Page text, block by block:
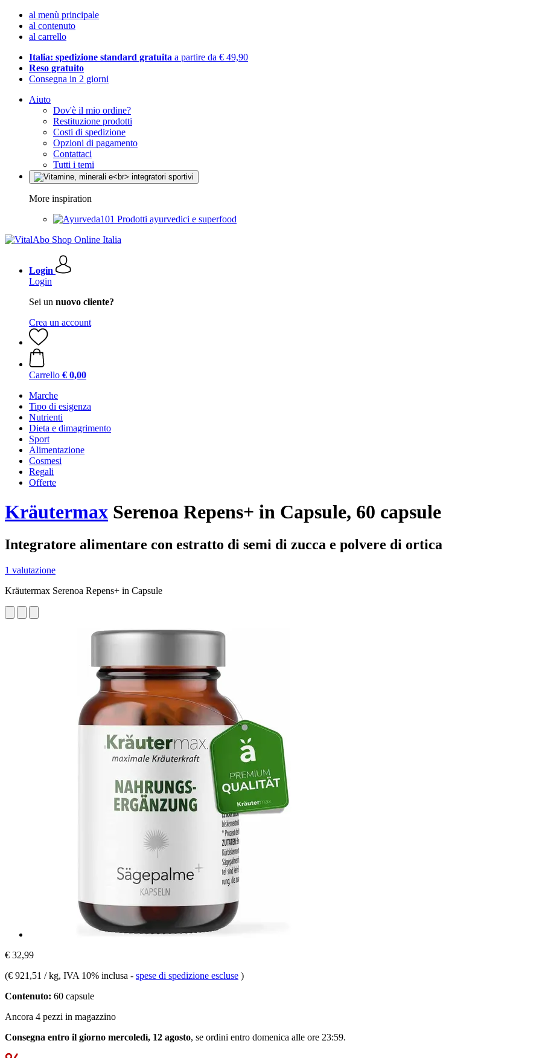
al menù principale
al contenuto
al carrello
Italia: spedizione standard gratuita a partire da € 49,90
Reso gratuito
Consegna in 2 giorni
Aiuto
Dov'è il mio ordine?
Restituzione prodotti
Costi di spedizione
Opzioni di pagamento
Contattaci
Tutti i temi
More inspiration
Prodotti ayurvedici e superfood
Login
Login
Sei un nuovo cliente?
Crea un account
Carrello € 0,00
Marche
Tipo di esigenza
Nutrienti
Dieta e dimagrimento
Sport
Alimentazione
Cosmesi
Regali
Offerte
Kräutermax Serenoa Repens+ in Capsule, 60 capsule
Integratore alimentare con estratto di semi di zucca e polvere di ortica
1 valutazione
Kräutermax Serenoa Repens+ in Capsule
€ 32,99
(€ 921,51 / kg, IVA 10% inclusa - spese di spedizione escluse )
Contenuto: 60 capsule
Ancora 4 pezzi in magazzino
Consegna entro il giorno mercoledì, 12 agosto, se ordini entro domenica alle ore 23:59.